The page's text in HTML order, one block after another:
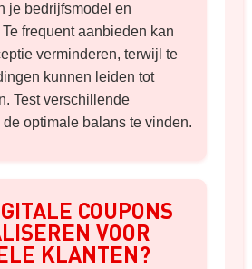
je bedrijfsmodel en
frequent aanbieden kan
verminderen, terwijl te
kunnen leiden tot
Test verschillende
optimale balans te vinden.
COUPONS
VOOR
KLANTEN?